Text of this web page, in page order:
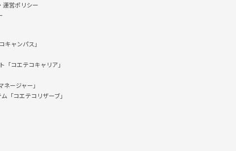
運営ポリシー
ャンパス」
コエテコキャリア」
ージャー」
「コエテコリザーブ」